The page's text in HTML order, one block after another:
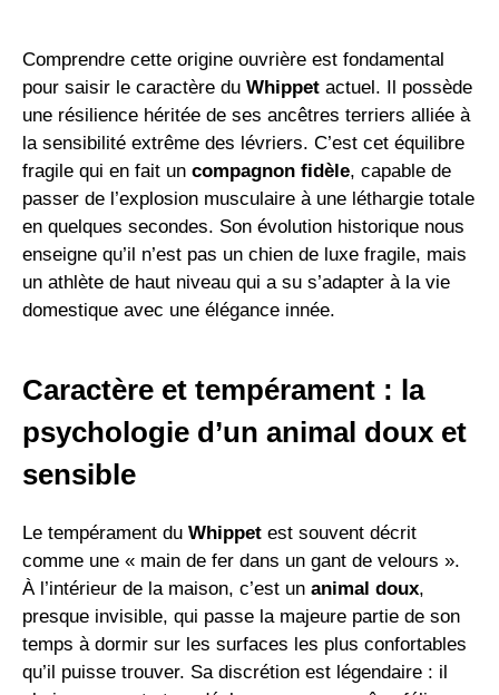
Comprendre cette origine ouvrière est fondamental
pour saisir le caractère du Whippet actuel. Il possède
une résilience héritée de ses ancêtres terriers alliée à
la sensibilité extrême des lévriers. C’est cet équilibre
fragile qui en fait un compagnon fidèle, capable de
passer de l’explosion musculaire à une léthargie totale
en quelques secondes. Son évolution historique nous
enseigne qu’il n’est pas un chien de luxe fragile, mais
un athlète de haut niveau qui a su s’adapter à la vie
domestique avec une élégance innée.
Caractère et tempérament : la
psychologie d’un animal doux et
sensible
Le tempérament du Whippet est souvent décrit
comme une « main de fer dans un gant de velours ».
À l’intérieur de la maison, c’est un animal doux,
presque invisible, qui passe la majeure partie de son
temps à dormir sur les surfaces les plus confortables
qu’il puisse trouver. Sa discrétion est légendaire : il